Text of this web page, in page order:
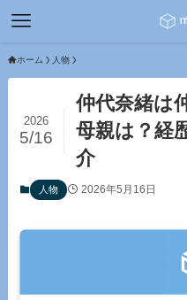
ホーム 人物
仲代奈緒は
母親は？経
介
2026
5/16
人物 2026年5月16日